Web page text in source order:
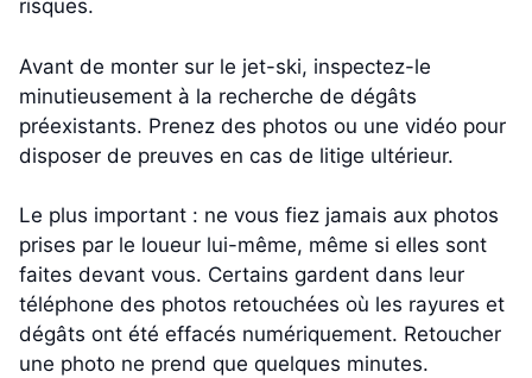
risques.
Avant de monter sur le jet-ski, inspectez-le
minutieusement à la recherche de dégâts
préexistants. Prenez des photos ou une vidéo pour
disposer de preuves en cas de litige ultérieur.
Le plus important : ne vous fiez jamais aux photos
prises par le loueur lui-même, même si elles sont
faites devant vous. Certains gardent dans leur
téléphone des photos retouchées où les rayures et
dégâts ont été effacés numériquement. Retoucher
une photo ne prend que quelques minutes.